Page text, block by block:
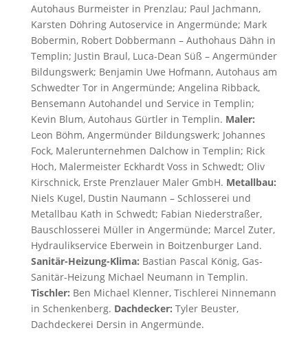
Autohaus Burmeister in Prenzlau; Paul Jachmann,
Karsten Döhring Autoservice in Angermünde; Mark
Bobermin, Robert Dobbermann – Authohaus Dähn in
Templin; Justin Braul, Luca-Dean Süß – Angermünder
Bildungswerk; Benjamin Uwe Hofmann, Autohaus am
Schwedter Tor in Angermünde; Angelina Ribback,
Bensemann Autohandel und Service in Templin;
Kevin Blum, Autohaus Gürtler in Templin. Maler:
Leon Böhm, Angermünder Bildungswerk; Johannes
Fock, Malerunternehmen Dalchow in Templin; Rick
Hoch, Malermeister Eckhardt Voss in Schwedt; Oliv
Kirschnick, Erste Prenzlauer Maler GmbH. Metallbau:
Niels Kugel, Dustin Naumann – Schlosserei und
Metallbau Kath in Schwedt; Fabian Niederstraßer,
Bauschlosserei Müller in Angermünde; Marcel Zuter,
Hydraulikservice Eberwein in Boitzenburger Land.
Sanitär-Heizung-Klima: Bastian Pascal König, Gas-
Sanitär-Heizung Michael Neumann in Templin.
Tischler: Ben Michael Klenner, Tischlerei Ninnemann
in Schenkenberg. Dachdecker: Tyler Beuster,
Dachdeckerei Dersin in Angermünde.